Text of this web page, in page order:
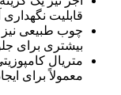
قابلیت نگهداری
چوب طبیعی نیز
بیشتری برای
متریال
معمولاً برای